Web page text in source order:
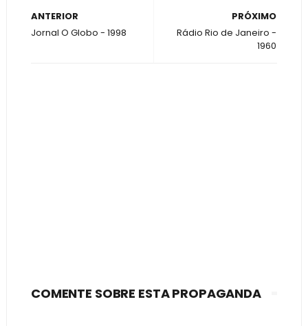
PRÓXIMO
Rádio Rio de Janeiro -
1960
ANTERIOR
Jornal O Globo - 1998
COMENTE SOBRE ESTA PROPAGANDA